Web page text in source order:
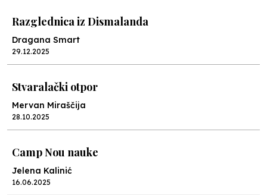
Razglednica iz Dismalanda
Dragana Smart
29.12.2025
Stvaralački otpor
Mervan Miraščija
28.10.2025
Camp Nou nauke
Jelena Kalinić
16.06.2025